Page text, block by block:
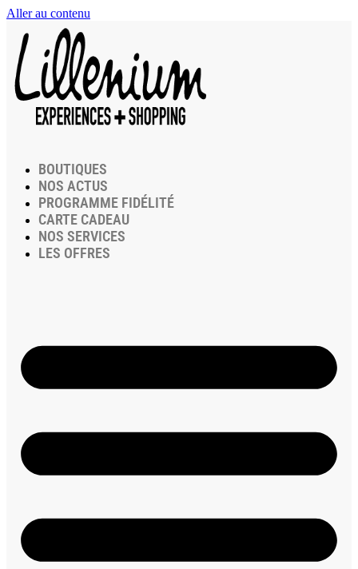
Aller au contenu
BOUTIQUES
NOS ACTUS
PROGRAMME FIDÉLITÉ
CARTE CADEAU
NOS SERVICES
LES OFFRES